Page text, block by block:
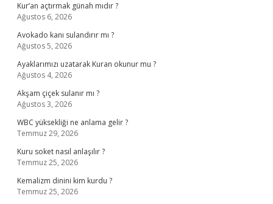
Kur’an açtırmak günah mıdır ?
Ağustos 6, 2026
Avokado kanı sulandırır mı ?
Ağustos 5, 2026
Ayaklarımızı uzatarak Kuran okunur mu ?
Ağustos 4, 2026
Akşam çiçek sulanır mı ?
Ağustos 3, 2026
WBC yüksekliği ne anlama gelir ?
Temmuz 29, 2026
Kuru soket nasıl anlaşılır ?
Temmuz 25, 2026
Kemalizm dinini kim kurdu ?
Temmuz 25, 2026